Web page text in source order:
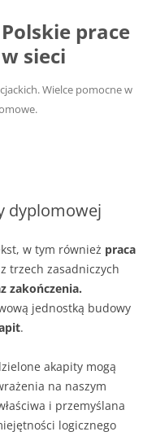
prace
sieci
Wielce pomocne w
dyplomowej
w tym również praca
trzech zasadniczych
zakończenia.
jednostką budowy
.
akapity mogą
na naszym
i przemyślana
logicznego